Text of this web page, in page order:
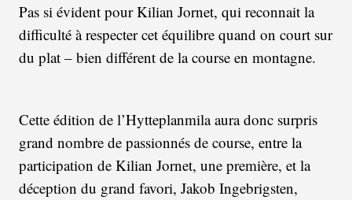
Pas si évident pour Kilian Jornet, qui reconnait la
difficulté à respecter cet équilibre quand on court sur
du plat – bien différent de la course en montagne.
Cette édition de l’Hytteplanmila aura donc surpris
grand nombre de passionnés de course, entre la
participation de Kilian Jornet, une première, et la
déception du grand favori, Jakob Ingebrigsten,